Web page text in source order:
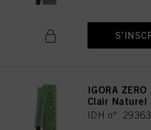
IGORA
Clair Naturel
IDH n°